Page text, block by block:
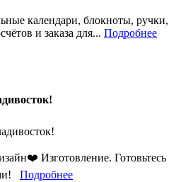
календари, блокноты, ручки,
и заказа для... Подробнее
Изготовление. Готовьтесь
Подробнее